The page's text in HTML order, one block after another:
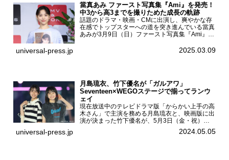
當真あみ ファースト写真集『Ami』を発売！
中3から高3までを撮りためた成長の軌跡
話題のドラマ・映画・CMに出演し、爽やかな存
在感でトップスターへの道を突き進んでいる當真
あみが3月9日（日）ファースト写真集『Ami』
BOOKS SHIBUYAで開催した。當真あみファース
universal-press.jp 2025.03.09
月島琉衣、竹下優名が「ガルアワ」
Seventeen×WEGOステージで揃ってランウ
ェイ
現在放送中のテレビドラマ版「からかい上手の高
木さん」で主演を務める月島琉衣と、映画版に出
演が決まった竹下優名が、5月3日（金・祝）東
京・国立代々木競技場第一体育館で開催されたフ
ァッション&音楽イベント『Rakuten GirlsAward
universal-press.jp 2024.05.05